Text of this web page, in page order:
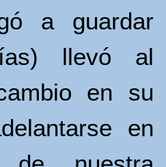
a guardar
llevó al
en su
en